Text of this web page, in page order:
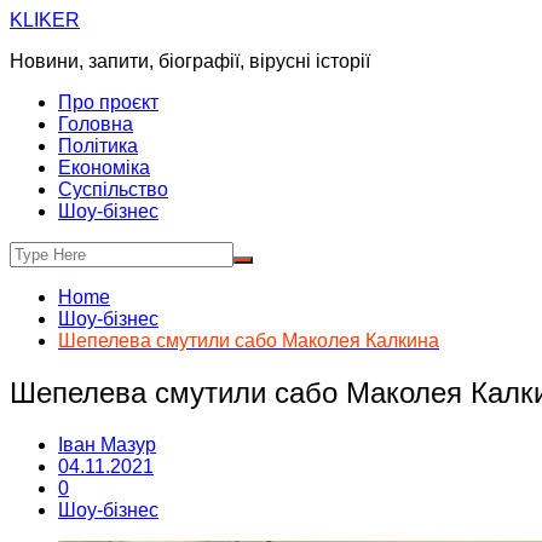
Skip
content
KLIKER
Новини, запити, біографії, вірусні історії
Про проєкт
Головна
Політика
Економіка
Суспільство
Шоу-бізнес
Home
Шоу-бізнес
Шепелева смутили сабо Маколея Калкина
Шепелева смутили сабо Маколея
Іван Мазур
04.11.2021
0
Шоу-бізнес